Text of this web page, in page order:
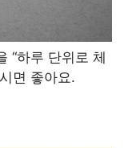
“하루 단위로 체
면 좋아요.